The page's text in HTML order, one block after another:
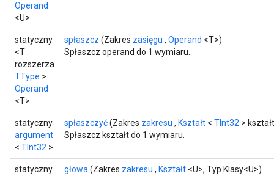
Operand
<U>
statyczny
<T
rozszerza
TType >
Operand
<T>
spłaszcz (Zakres zasięgu , Operand <T>)
Spłaszcz operand do 1 wymiaru.
statyczny
argument
< TInt32 >
spłaszczyć(Zakres zakresu , Kształt < TInt32 >
Spłaszcz kształt do 1 wymiaru.
statyczny
głowa (Zakres zakresu , Kształt <U>, Typ Klasy<U>)